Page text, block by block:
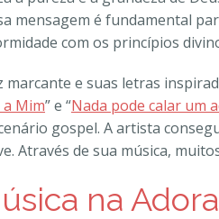
mensagem é fundamental
com os princípios
marcante e suas letras
a Mim” e “Nada pode calar um
gospel. A artista
Através de sua música,
na